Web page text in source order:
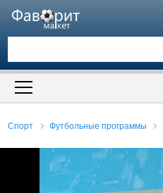
Искать также в описании
Спорт Футбольные программы